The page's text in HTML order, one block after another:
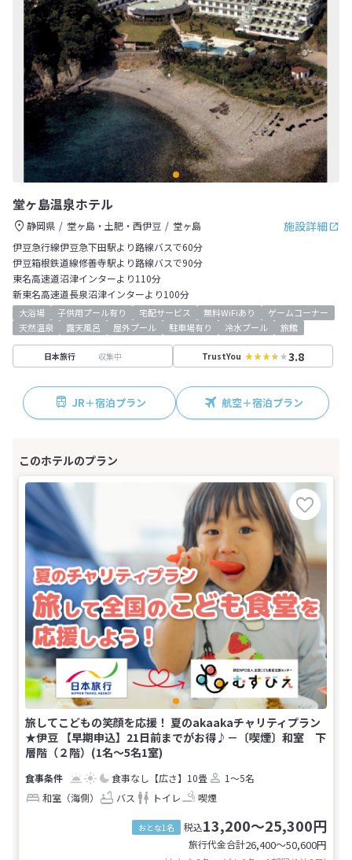
堂ヶ島温泉ホテル
施設詳細
静岡県 堂ヶ島・土肥・西伊豆
堂ヶ島
伊豆急行線伊豆急下田駅より路線バスで60分
伊豆箱根鉄道線修善寺駅より路線バスで90分
東名高速道沼津インターより110分
新東名高速道長泉沼津インターより100分
大浴場 子供用プール有り 宅配サービス 無料WiFiあり
ゲームコーナー
天然温泉
露天風呂 屋外プール 駐車場有り 冷水プール 旅館
日本旅行 収集中 TrustYou 3.8
JR＋宿泊プラン 航空＋宿泊プラン
旅してこどもの笑顔を応援！ 夏のakaakaチャリティプラン
★伊豆 【早期申込】21日前までがお得♪－〔喫煙〕和室 下
層階（２階）(1名～5名1室)
食事なし 【広さ】10畳
1～5名
和室（海側）
バス トイレ 喫煙
おとな1名 税込13,200～25,300円
旅行代金合計26,400〜50,600円